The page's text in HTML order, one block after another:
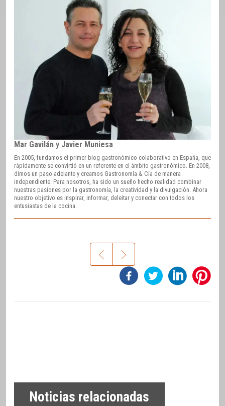
Mar Gavilán y Javier Muniesa
En 2005, fundamos el primer blog gastronómico colaborativo en España, que
rápidamente se convirtió en un referente en el ámbito gastronómico. En 2008,
dimos un paso adelante y creamos Gastronomía & Cía de manera
independiente. Para nosotros, ha sido un sueño hecho realidad combinar
nuestras pasiones por la gastronomía, la creatividad y la divulgación. Ahora
nuestro objetivo es inspirar, informar, deleitar y conectar con todos los
entusiastas de la cocina.
Noticias relacionadas